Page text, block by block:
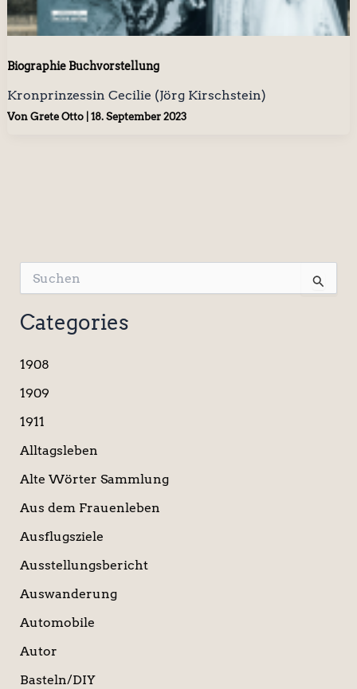
Biographie Buchvorstellung
Kronprinzessin Cecilie (Jörg Kirschstein)
Von Grete Otto 18. September 2023
u
c
h
n
a
h
Categories
1908
1909
1911
Alltagsleben
Alte Wörter Sammlung
Aus dem Frauenleben
Ausflugsziele
Ausstellungsbericht
Auswanderung
Automobile
Autor
Basteln/DIY